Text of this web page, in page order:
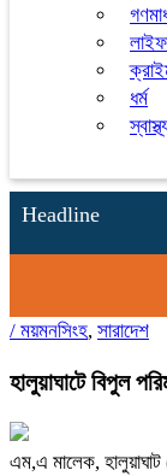
ধর্ম
Headline
/ ময়মনসিংহ, সারাদেশ
হালুয়াঘাটে বিপুল
এম,এ মালেক, হালুয়াঘাট